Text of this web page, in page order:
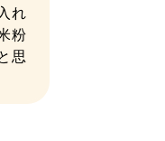
れ
粉
思